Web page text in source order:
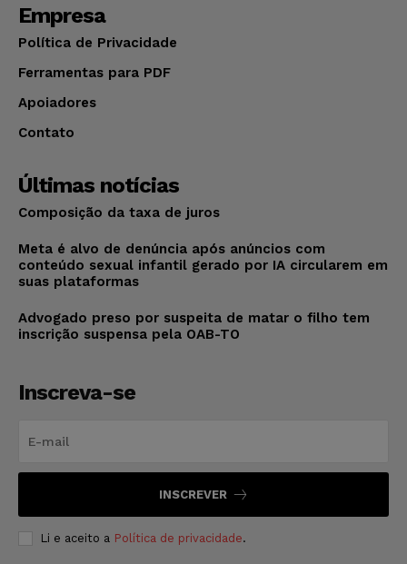
Empresa
Política de Privacidade
Ferramentas para PDF
Apoiadores
Contato
Últimas notícias
Composição da taxa de juros
Meta é alvo de denúncia após anúncios com
conteúdo sexual infantil gerado por IA circularem em
suas plataformas
Advogado preso por suspeita de matar o filho tem
inscrição suspensa pela OAB-TO
Inscreva-se
INSCREVER
Li e aceito a Política de privacidade.